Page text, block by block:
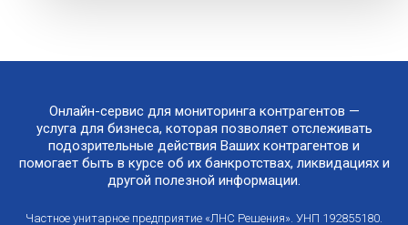
Онлайн-сервис для мониторинга контрагентов —
услуга для бизнеса, которая позволяет отслеживать
подозрительные действия Ваших контрагентов и
помогает быть в курсе об их банкротствах, ликвидациях и
другой полезной информации.
Частное унитарное предприятие «ЛНС Решения». УНП 192855180.